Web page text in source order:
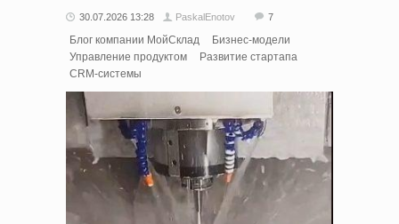
30.07.2026 13:28 PaskalEnotov 7
Блог компании МойСклад
Бизнес-модели
Управление продуктом
Развитие стартапа
CRM-системы